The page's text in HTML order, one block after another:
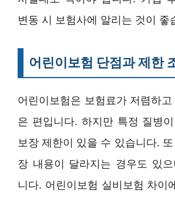
변동 시 보험사에 알리는 것이 좋
어린이보험 단점과 제한
어린이보험은 보험료가 저렴하
은 편입니다. 하지만 특정 질병
보장 제한이 있을 수 있습니다.
장 내용이 달라지는 경우도 있
니다. 어린이보험 실비보험 차이